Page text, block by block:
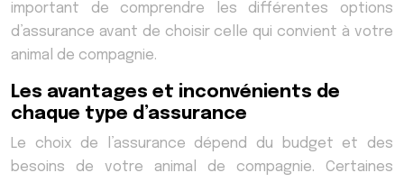
important de comprendre les différentes options
d’assurance avant de choisir celle qui convient à votre
animal de compagnie.
Les avantages et inconvénients de
chaque type d’assurance
Le choix de l’assurance dépend du budget et des
besoins de votre animal de compagnie. Certaines